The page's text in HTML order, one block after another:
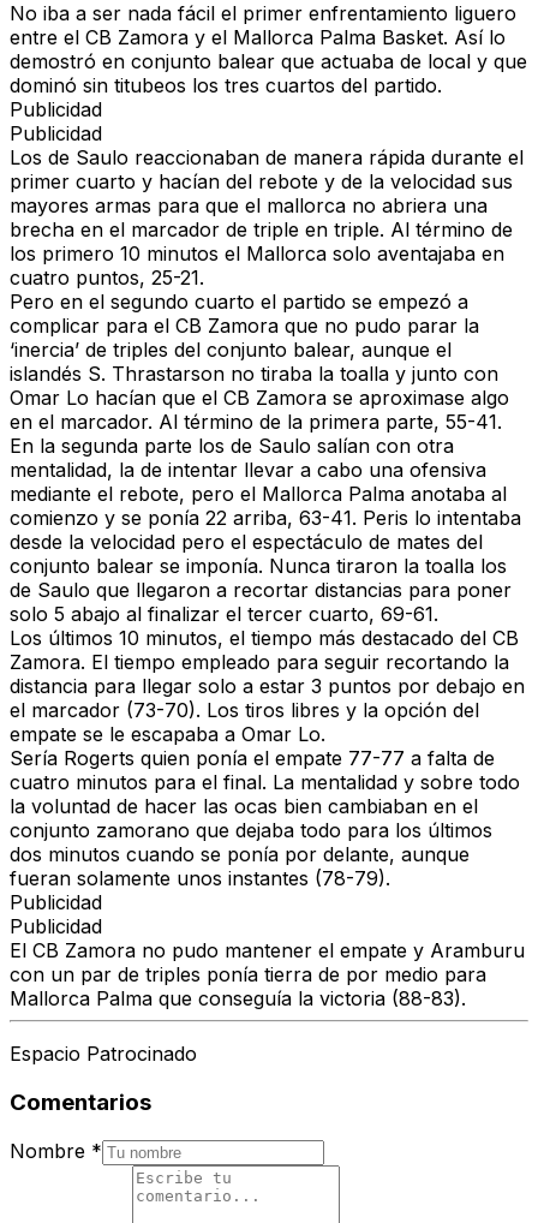
No iba a ser nada fácil el primer enfrentamiento liguero
entre el CB Zamora y el Mallorca Palma Basket. Así lo
demostró en conjunto balear que actuaba de local y que
dominó sin titubeos los tres cuartos del partido.
Publicidad
Publicidad
Los de Saulo reaccionaban de manera rápida durante el
primer cuarto y hacían del rebote y de la velocidad sus
mayores armas para que el mallorca no abriera una
brecha en el marcador de triple en triple. Al término de
los primero 10 minutos el Mallorca solo aventajaba en
cuatro puntos, 25-21.
Pero en el segundo cuarto el partido se empezó a
complicar para el CB Zamora que no pudo parar la
‘inercia’ de triples del conjunto balear, aunque el
islandés S. Thrastarson no tiraba la toalla y junto con
Omar Lo hacían que el CB Zamora se aproximase algo
en el marcador. Al término de la primera parte, 55-41.
En la segunda parte los de Saulo salían con otra
mentalidad, la de intentar llevar a cabo una ofensiva
mediante el rebote, pero el Mallorca Palma anotaba al
comienzo y se ponía 22 arriba, 63-41. Peris lo intentaba
desde la velocidad pero el espectáculo de mates del
conjunto balear se imponía. Nunca tiraron la toalla los
de Saulo que llegaron a recortar distancias para poner
solo 5 abajo al finalizar el tercer cuarto, 69-61.
Los últimos 10 minutos, el tiempo más destacado del CB
Zamora. El tiempo empleado para seguir recortando la
distancia para llegar solo a estar 3 puntos por debajo en
el marcador (73-70). Los tiros libres y la opción del
empate se le escapaba a Omar Lo.
Sería Rogerts quien ponía el empate 77-77 a falta de
cuatro minutos para el final. La mentalidad y sobre todo
la voluntad de hacer las ocas bien cambiaban en el
conjunto zamorano que dejaba todo para los últimos
dos minutos cuando se ponía por delante, aunque
fueran solamente unos instantes (78-79).
Publicidad
Publicidad
El CB Zamora no pudo mantener el empate y Aramburu
con un par de triples ponía tierra de por medio para
Mallorca Palma que conseguía la victoria (88-83).
Espacio Patrocinado
Comentarios
Nombre *